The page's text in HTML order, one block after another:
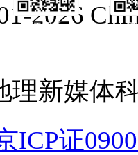
订阅号
2026
理新媒体
ICP证